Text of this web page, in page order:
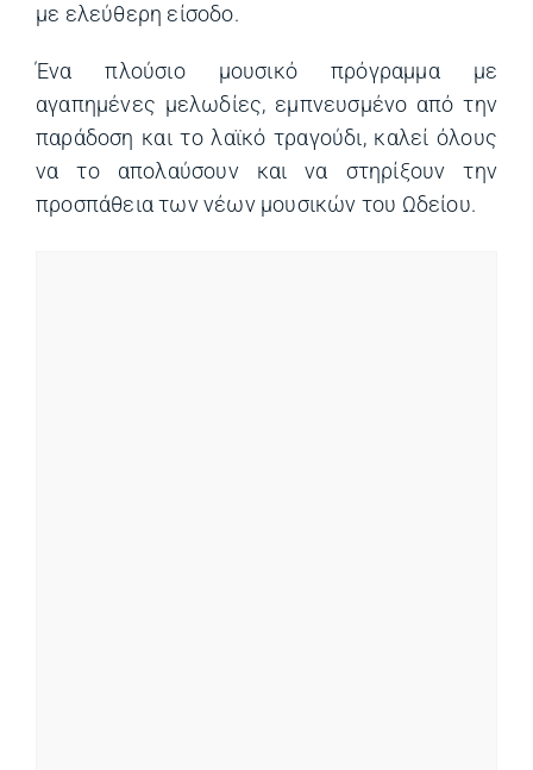
με ελεύθερη είσοδο.
Ένα πλούσιο μουσικό πρόγραμμα με
αγαπημένες μελωδίες, εμπνευσμένο από την
παράδοση και το λαϊκό τραγούδι, καλεί όλους
να το απολαύσουν και να στηρίξουν την
προσπάθεια των νέων μουσικών του Ωδείου.